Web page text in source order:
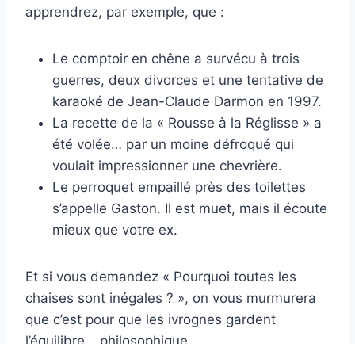
apprendrez, par exemple, que :
Le comptoir en chêne a survécu à trois
guerres, deux divorces et une tentative de
karaoké de Jean-Claude Darmon en 1997.
La recette de la « Rousse à la Réglisse » a
été volée… par un moine défroqué qui
voulait impressionner une chevrière.
Le perroquet empaillé près des toilettes
s’appelle Gaston. Il est muet, mais il écoute
mieux que votre ex.
Et si vous demandez « Pourquoi toutes les
chaises sont inégales ? », on vous murmurera
que c’est pour que les ivrognes gardent